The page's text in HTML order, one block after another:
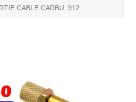
CABLE CARBU. 912